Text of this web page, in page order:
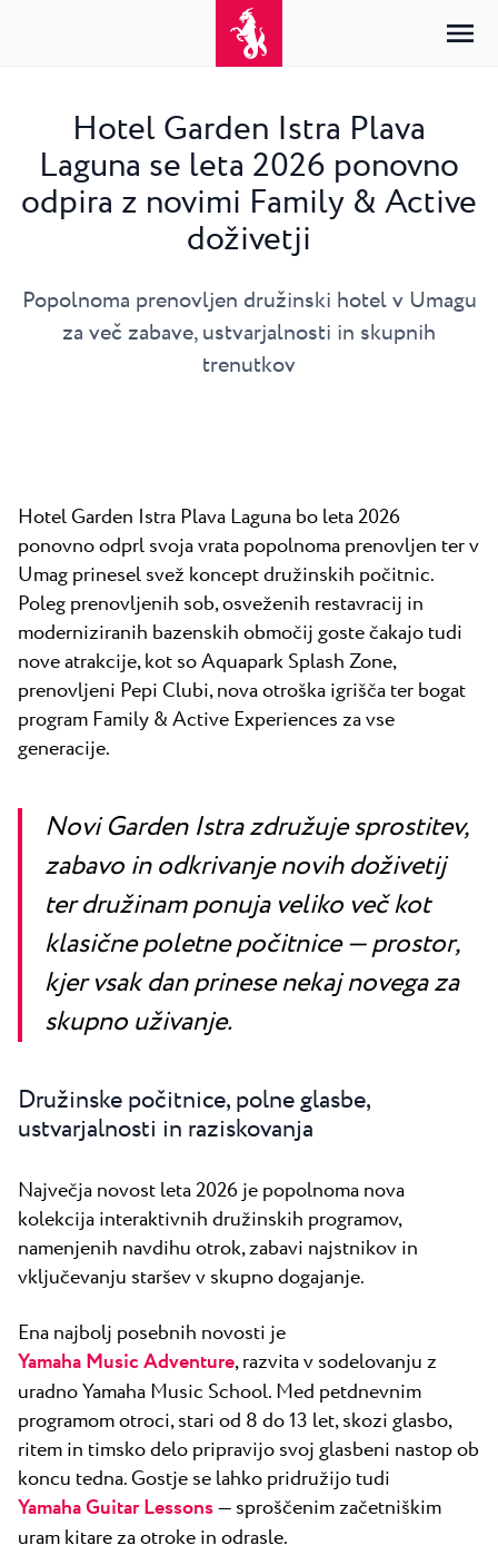
Domov
Namestitev
Hoteli
Apartmaji
Poreč
Umag
Park Resort Plava Laguna
Zelena Resort Plava Laguna
Vsi resorti
Raziščite
Plaže
Plava Laguna Sport
Aktivne počitnice
Marine
Gastronomija
Pepi Club
Novice
Kontakt
Prijava
Deutsch
Hotel Garden Istra Plava
Laguna se leta 2026 ponovno
odpira z novimi Family & Active
doživetji
Popolnoma prenovljen družinski hotel v Umagu
za več zabave, ustvarjalnosti in skupnih
trenutkov
Hotel Garden Istra Plava Laguna bo leta 2026
ponovno odprl svoja vrata popolnoma prenovljen ter v
Umag prinesel svež koncept družinskih počitnic.
Poleg prenovljenih sob, osveženih restavracij in
moderniziranih bazenskih območij goste čakajo tudi
nove atrakcije, kot so Aquapark Splash Zone,
prenovljeni Pepi Clubi, nova otroška igrišča ter bogat
program Family & Active Experiences za vse
generacije.
Novi Garden Istra združuje sprostitev,
zabavo in odkrivanje novih doživetij
ter družinam ponuja veliko več kot
klasične poletne počitnice — prostor,
kjer vsak dan prinese nekaj novega za
skupno uživanje.
Družinske počitnice, polne glasbe,
ustvarjalnosti in raziskovanja
Največja novost leta 2026 je popolnoma nova
kolekcija interaktivnih družinskih programov,
namenjenih navdihu otrok, zabavi najstnikov in
vključevanju staršev v skupno dogajanje.
Ena najbolj posebnih novosti je
Yamaha Music Adventure, razvita v sodelovanju z
uradno Yamaha Music School. Med petdnevnim
programom otroci, stari od 8 do 13 let, skozi glasbo,
ritem in timsko delo pripravijo svoj glasbeni nastop ob
koncu tedna. Gostje se lahko pridružijo tudi
Yamaha Guitar Lessons— sproščenim začetniškim
uram kitare za otroke in odrasle.